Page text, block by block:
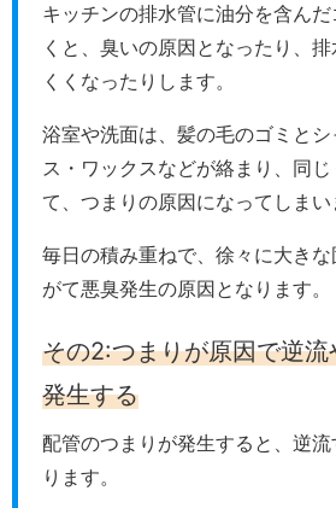
キッチンの排水管に油分を含ん
くと、臭いの原因となったり、
くくなったりします。
浴室や洗面は、髪の毛のゴミと
ス・ワックスなどが絡まり、同
て、つまりの原因になってしまい
毎日の積み重ねで、徐々に大き
がて悪臭発生の原因となります。
その2:つまりが原因で逆
発生する
配管のつまりが発生すると、逆
ります。